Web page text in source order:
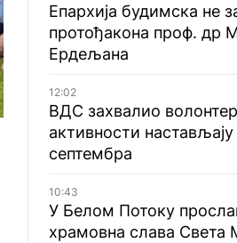
Епархија будимска не
протођакона проф. др
Ердељана
12:02
ВДС захвалио
активности
септембра
10:43
У Белом Потоку
храмовна слава Света